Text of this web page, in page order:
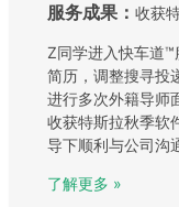
服务成果： 收获
Z同学进入快车道™
简历，调整搜寻投
进行多次外籍导师
收获特斯拉秋季软
导下顺利与公司沟
了解更多 »